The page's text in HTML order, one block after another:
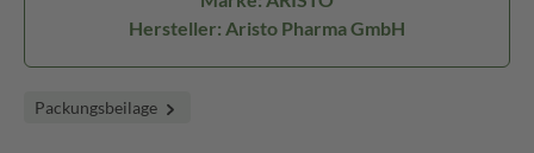
Hersteller: Aristo Pharma GmbH
Packungsbeilage